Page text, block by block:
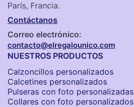
París, Francia.
Contáctanos
Correo electrónico:
contacto@elregalounico.com
NUESTROS PRODUCTOS
Calzoncillos personalizados​
Calcetines personalizados
Pulseras con foto personalizadas
Collares con foto personalizados